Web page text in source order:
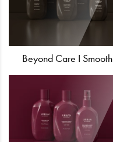
Beyond Care I Smooth